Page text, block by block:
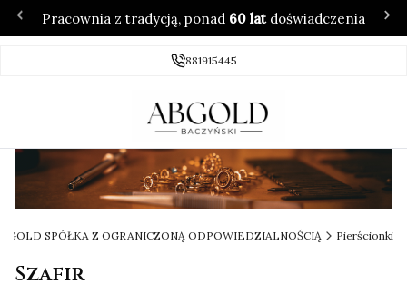
Pracownia z tradycją, ponad 60 latdoświadczenia
881915445
SPÓŁKA Z OGRANICZONĄ ODPOWIEDZIALNOŚCIĄ Pierścionki
Szafir